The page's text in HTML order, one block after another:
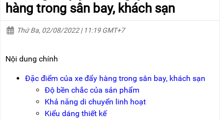
THANG
NHÔM
XE
THANG
NHÔM
THANG
NHÔM
hàng trong sân bay, khách sạn
Thứ Ba, 02/08/2022 | 11:19 GMT+7
Nội dung chính
Đặc điểm của xe đẩy hàng trong sân bay, khách sạn
Độ bền chắc của sản phẩm
Khả năng di chuyển linh hoạt
Kiểu dáng thiết kế